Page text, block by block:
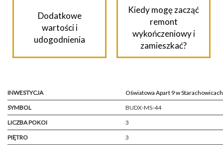
Dodatkowe
wartości i
udogodnienia
Kiedy mogę zacząć
remont
wykończeniowy i
zamieszkać?
INWESTYCJA
Oświatowa Apart 9 w Starachowicach
SYMBOL
BUDX-MS-44
LICZBA POKOI
3
PIĘTRO
3